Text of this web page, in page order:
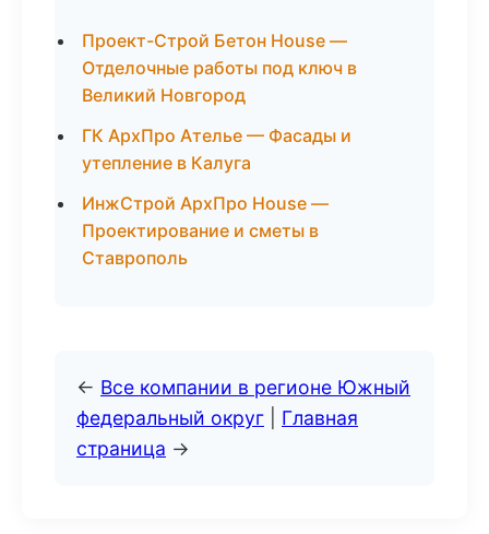
Проект-Строй Бетон House —
Отделочные работы под ключ в
Великий Новгород
ГК АрхПро Ателье — Фасады и
утепление в Калуга
ИнжСтрой АрхПро House —
Проектирование и сметы в
Ставрополь
← Все компании в регионе Южный
федеральный округ
Главная
страница →